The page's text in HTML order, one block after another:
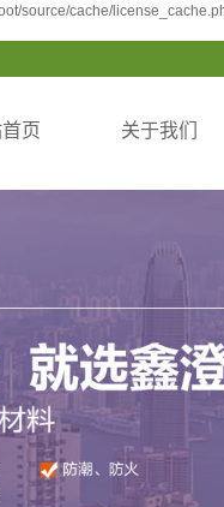
source/cache/
页 关于我们
企业文化
资质荣誉
公司风采
公司理念